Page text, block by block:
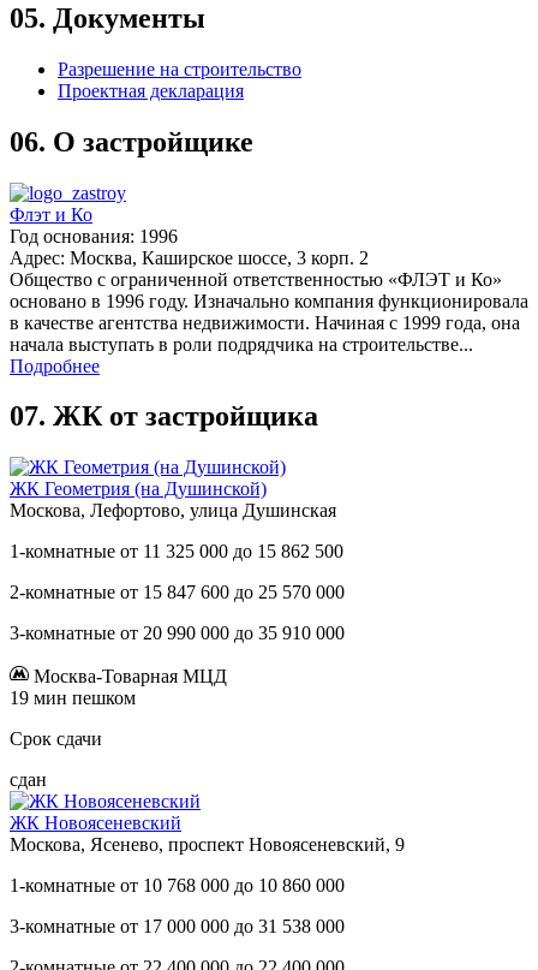
05. Документы
Разрешение на строительство
Проектная декларация
06. О застройщике
Флэт и Ко
Год основания: 1996
Адрес: Москва, Каширское шоссе, 3 корп. 2
Общество с ограниченной ответственностью «ФЛЭТ и Ко»
основано в 1996 году. Изначально компания функционировала
в качестве агентства недвижимости. Начиная с 1999 года, она
начала выступать в роли подрядчика на строительстве...
Подробнее
07. ЖК от застройщика
ЖК Геометрия (на Душинской)
Москова, Лефортово, улица Душинская
1-комнатные от 11 325 000 до 15 862 500
2-комнатные от 15 847 600 до 25 570 000
3-комнатные от 20 990 000 до 35 910 000
Москва-Товарная МЦД
19 мин пешком
Срок сдачи
сдан
ЖК Новоясеневский
Москова, Ясенево, проспект Новоясеневский, 9
1-комнатные от 10 768 000 до 10 860 000
3-комнатные от 17 000 000 до 31 538 000